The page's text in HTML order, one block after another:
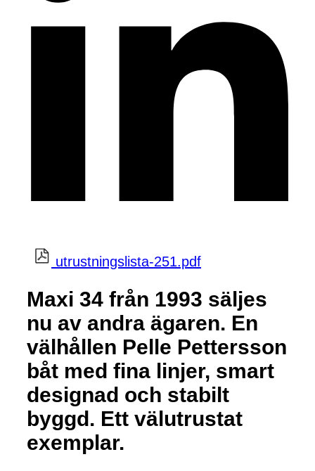
utrustningslista-251.pdf
Maxi 34 från 1993 säljes
nu av andra ägaren. En
välhållen Pelle Pettersson
båt med fina linjer, smart
designad och stabilt
byggd. Ett välutrustat
exemplar.